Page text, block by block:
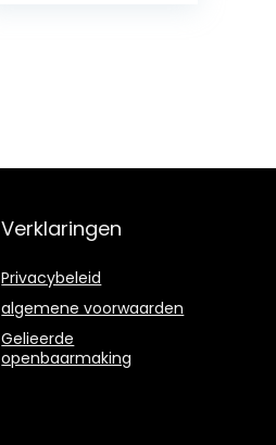
Verklaringen
Privacybeleid
algemene voorwaarden
Gelieerde
openbaarmaking